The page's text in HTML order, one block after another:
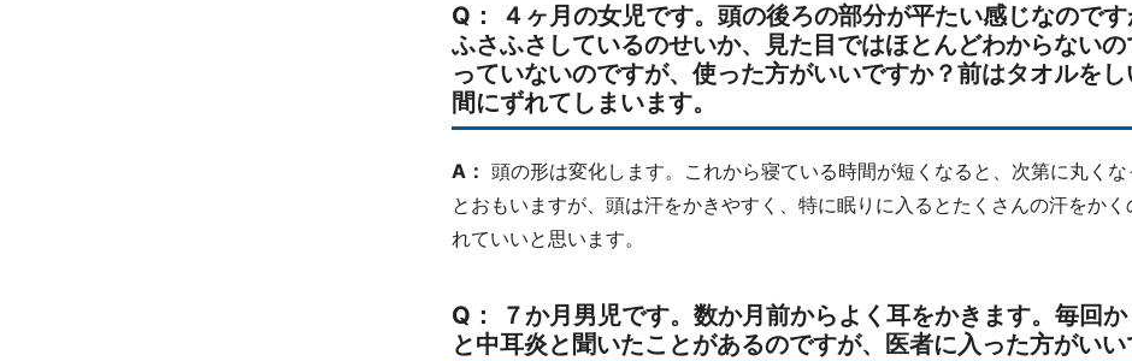
Q： ４ヶ月の女児です。頭の後ろの部分が平たい感じなので
ふさふさしているのせいか、見た目ではほとんどわからない
っていないのですが、使った方がいいですか？前はタオルを
間にずれてしまいます。
A： 頭の形は変化します。これから寝ている時間が短くなると、次第に丸く
とおもいますが、頭は汗をかきやすく、特に眠りに入るとたくさんの汗をか
れていいと思います。
Q： ７か月男児です。数か月前からよく耳をかきます。毎回
と中耳炎と聞いたことがあるのですが、医者に入った方がいい